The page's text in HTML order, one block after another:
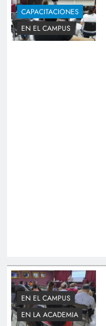
CAPACITACIONES
EN EL CAMPUS
EN EL CAMPUS
EN LA ACADEMIA